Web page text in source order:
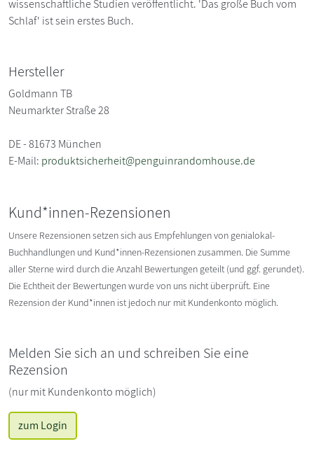
wissenschaftliche Studien veröffentlicht. 'Das große Buch vom
Schlaf' ist sein erstes Buch.
Hersteller
Goldmann TB
Neumarkter Straße 28
DE - 81673 München
E-Mail: produktsicherheit@penguinrandomhouse.de
Kund*innen-Rezensionen
Unsere Rezensionen setzen sich aus Empfehlungen von genialokal-
Buchhandlungen und Kund*innen-Rezensionen zusammen. Die Summe
aller Sterne wird durch die Anzahl Bewertungen geteilt (und ggf. gerundet).
Die Echtheit der Bewertungen wurde von uns nicht überprüft. Eine
Rezension der Kund*innen ist jedoch nur mit Kundenkonto möglich.
Melden Sie sich an und schreiben Sie eine
Rezension
(nur mit Kundenkonto möglich)
zum Login